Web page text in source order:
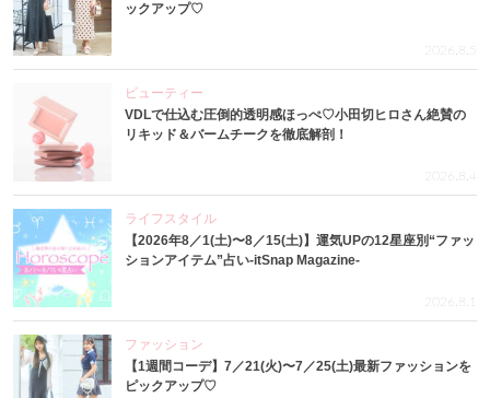
ックアップ♡
2026.8.5
ビューティー
VDLで仕込む圧倒的透明感ほっぺ♡小田切ヒロさん絶賛の
リキッド＆バームチークを徹底解剖！
2026.8.4
ライフスタイル
【2026年8／1(土)〜8／15(土)】運気UPの12星座別“ファッ
ションアイテム”占い-itSnap Magazine-
2026.8.1
ファッション
【1週間コーデ】7／21(火)〜7／25(土)最新ファッションを
ピックアップ♡